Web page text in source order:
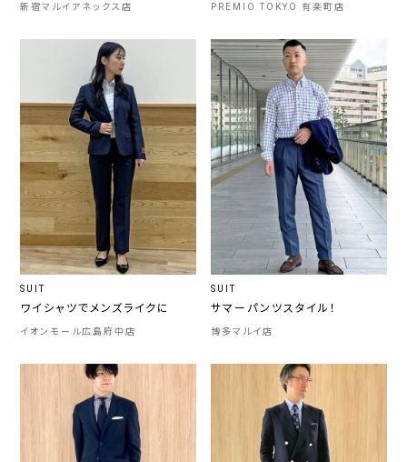
新宿マルイアネックス店 PREMIO TOKYO 有楽町店
SUIT
ワイシャツでメンズライクに
イオンモール広島府中店
SUIT
サマーパンツスタイル！
博多マルイ店